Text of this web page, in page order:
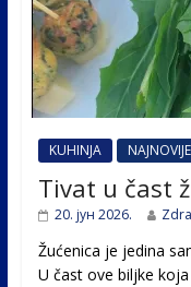
KUHINJA
Tivat u čast
20. јун 2026.
Žućenica je jedina
U čast ovе biljke